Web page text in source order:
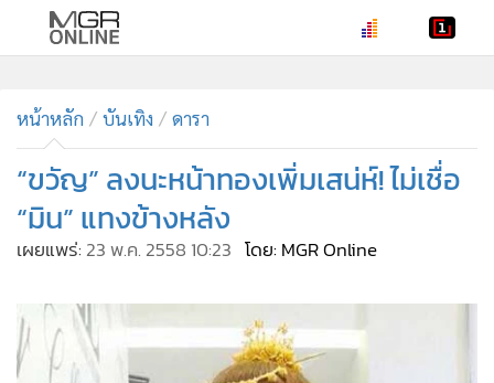
• ทันเหตุการณ์
• ภาคใต้
ภูมิภาค
• Online Section
• บันเทิง
•
คอลัมนิสต์
•
ละคร
หน้าหลัก บันเทิง ดารา
“ขวัญ” ลงนะหน้าทองเพิ่มเสน่ห์! ไม่เชื่อ
“มิน” แทงข้างหลัง
เผยแพร่: 23 พ.ค. 2558 10:23 โดย: MGR Online